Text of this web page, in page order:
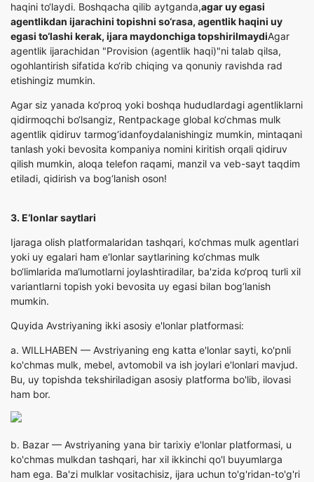
haqini to‘laydi. Boshqacha qilib aytganda,agar uy egasi
agentlikdan ijarachini topishni so‘rasa, agentlik haqini uy
egasi to‘lashi kerak, ijara maydonchiga topshirilmaydiAgar
agentlik ijarachidan "Provision (agentlik haqi)"ni talab qilsa,
ogohlantirish sifatida ko‘rib chiqing va qonuniy ravishda rad
etishingiz mumkin.
Agar siz yanada ko‘proq yoki boshqa hududlardagi agentliklarni
qidirmoqchi bo‘lsangiz, Rentpackage global ko‘chmas mulk
agentlik qidiruv tarmog‘idanfoydalanishingiz mumkin, mintaqani
tanlash yoki bevosita kompaniya nomini kiritish orqali qidiruv
qilish mumkin, aloqa telefon raqami, manzil va veb-sayt taqdim
etiladi, qidirish va bog‘lanish oson!
3. E‘lonlar saytlari
Ijaraga olish platformalaridan tashqari, ko‘chmas mulk agentlari
yoki uy egalari ham e‘lonlar saytlarining ko‘chmas mulk
bo‘limlarida ma‘lumotlarni joylashtiradilar, ba'zida ko‘proq turli xil
variantlarni topish yoki bevosita uy egasi bilan bog‘lanish
mumkin.
Quyida Avstriyaning ikki asosiy e'lonlar platformasi:
a. WILLHABEN — Avstriyaning eng katta e'lonlar sayti, ko'pnli
ko'chmas mulk, mebel, avtomobil va ish joylari e'lonlari mavjud.
Bu, uy topishda tekshiriladigan asosiy platforma bo'lib, ilovasi
ham bor.
b. Bazar — Avstriyaning yana bir tarixiy e'lonlar platformasi, u
ko'chmas mulkdan tashqari, har xil ikkinchi qo'l buyumlarga
ham ega. Ba'zi mulklar vositachisiz, ijara uchun to'g'ridan-to'g'ri